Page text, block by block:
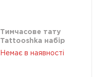
Тимчасове тату
Tattooshka набір
Русалочки з
Немає в наявності